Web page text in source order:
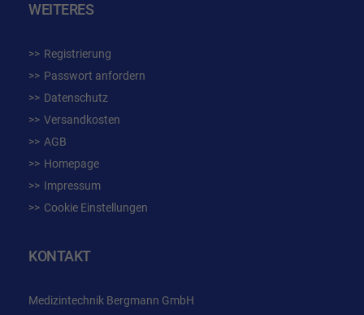
WEITERES
Registrierung
Passwort anfordern
Datenschutz
Versandkosten
AGB
Homepage
Impressum
Cookie Einstellungen
KONTAKT
Medizintechnik Bergmann GmbH